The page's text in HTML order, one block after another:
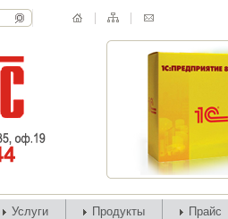
Услуги Продукты Прайс